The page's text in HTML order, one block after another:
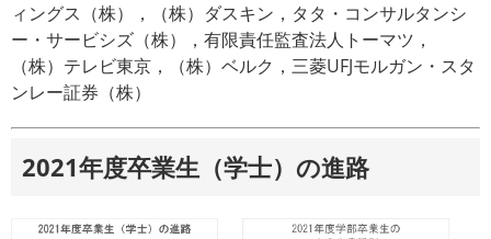
ィングス（株），（株）ダスキン，タタ・コンサルタンシ
ー・サービシズ（株），有限責任監査法人トーマツ，
（株）テレビ東京，（株）ベルク，三菱UFJモルガン・スタ
ンレー証券（株）
2021年度卒業生（学士）の進路